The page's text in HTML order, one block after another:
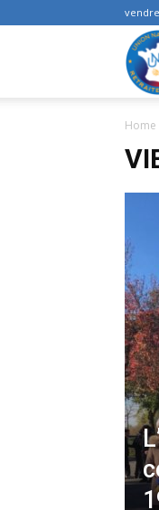
Home